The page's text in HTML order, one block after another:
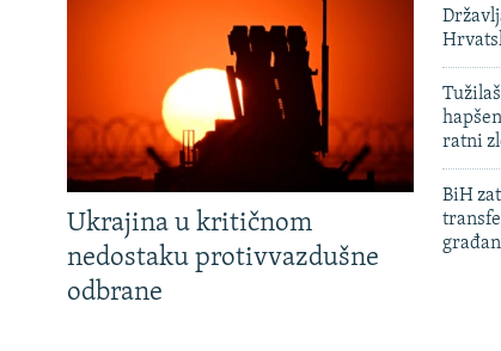
Ukrajina u kritičnom
nedostaku protivvazdušne
odbrane
ratni
BiH